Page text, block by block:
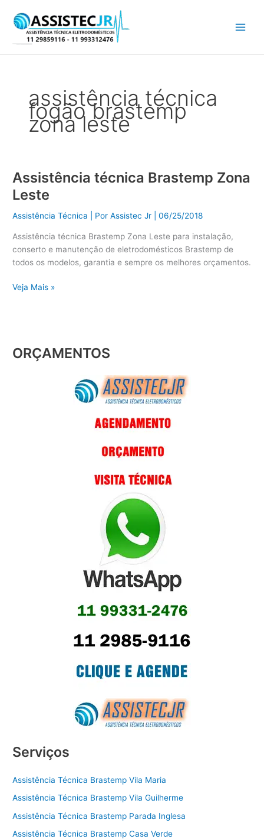
para
conteúdo
assistência técnica
fogão brastemp
zona leste
Assistência técnica Brastemp Zona
Leste
Assistência Técnica | PorAssistec Jr |06/25/2018
Assistência técnica Brastemp Zona Leste para instalação,
conserto e manutenção de eletrodomésticos Brastemp de
todos os modelos, garantia e sempre os melhores orçamentos.
Assistência
técnica
Brastemp
Zona
Veja Mais »
ORÇAMENTOS
Serviços
Assistência Técnica Brastemp Vila Maria
Assistência Técnica Brastemp Vila Guilherme
Assistência Técnica Brastemp Parada Inglesa
Assistência Técnica Brastemp Casa Verde